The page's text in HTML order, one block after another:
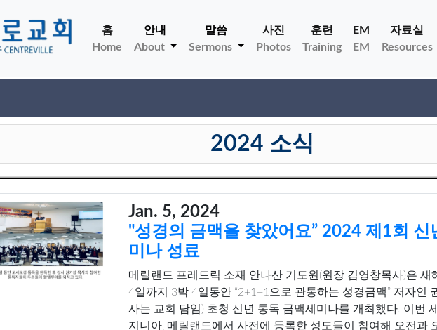
홈
Home
안내
About
말씀
Sermons
사진
Photos
훈련
Training
EM
EM
자료실
Resources
2024 소식
Jan. 5, 2024
"성경의 금맥을 찾았어요” 2024 제1회 신
미나 성료
메릴랜드 프레드릭 소재 안나산 기도원(원장 김영창목사)은 새
4일까지 3박 4일동안 “2+1+1으로 관통하는 성경금맥” 저자인
사는 교회 담임) 초청 신년 통독 금맥세미나를 개최했다. 이번
지니아, 메릴랜드에서 사전에 등록한 성도들이 참여해 오전과